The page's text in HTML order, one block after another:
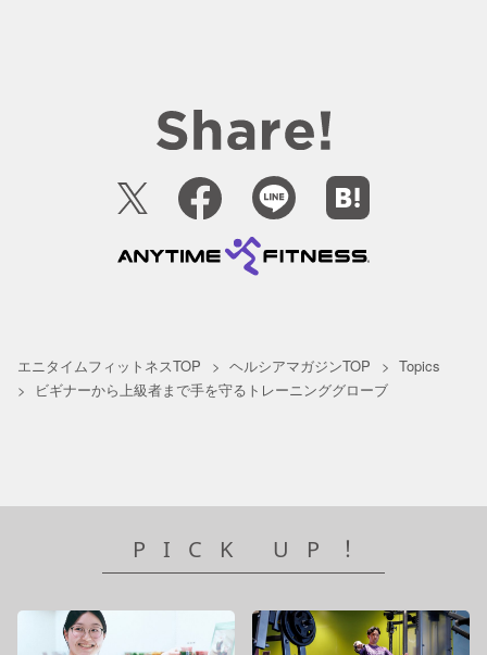
エニタイムフィットネスTOP ヘルシアマガジンTOP
Topics
ビギナーから上級者まで手を守るトレーニンググローブ
PICK UP！